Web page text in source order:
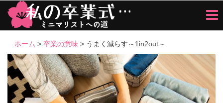
ツ
へ
式・・・
ミニマ
リスト
への道
ト
の
卒
業
ホーム > 卒業の意味 > うまく減らす～1in2out～